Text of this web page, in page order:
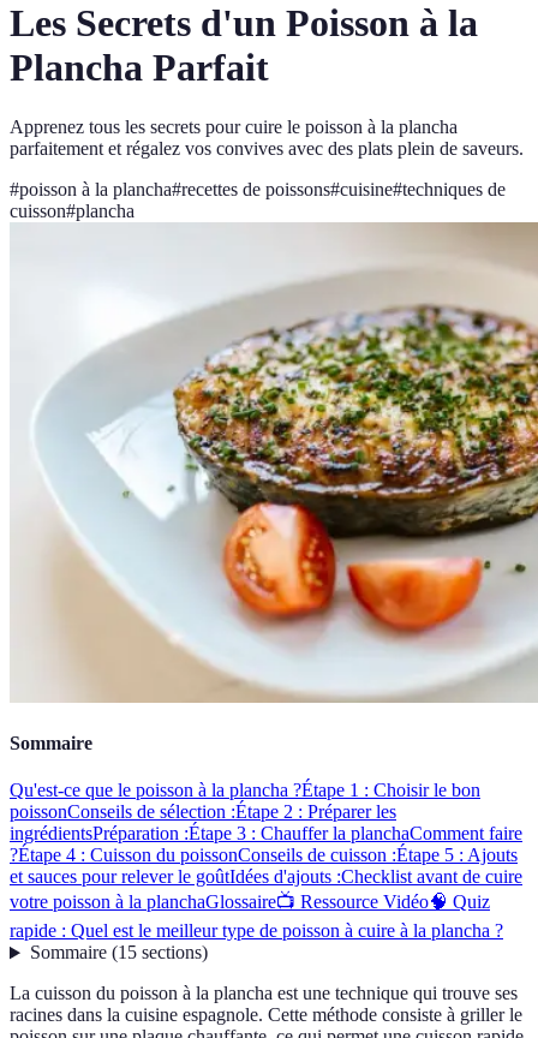
Les Secrets d'un Poisson à la
Plancha Parfait
Apprenez tous les secrets pour cuire le poisson à la plancha
parfaitement et régalez vos convives avec des plats plein de saveurs.
#poisson à la plancha#recettes de poissons#cuisine#techniques de
cuisson#plancha
Sommaire
Qu'est-ce que le poisson à la plancha ?Étape 1 : Choisir le bon
poissonConseils de sélection :Étape 2 : Préparer les
ingrédientsPréparation :Étape 3 : Chauffer la planchaComment faire
?Étape 4 : Cuisson du poissonConseils de cuisson :Étape 5 : Ajouts
et sauces pour relever le goûtIdées d'ajouts :Checklist avant de cuire
votre poisson à la planchaGlossaire📺 Ressource Vidéo🧠 Quiz
rapide : Quel est le meilleur type de poisson à cuire à la plancha ?
Sommaire(15 sections)
La cuisson du poisson à la plancha est une technique qui trouve ses
racines dans la cuisine espagnole. Cette méthode consiste à griller le